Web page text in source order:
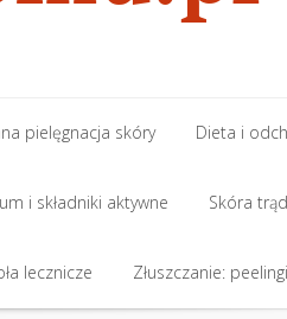
pielęgnacja skóry
pielęgnacja skóry
Dieta i
Dieta i
i składniki aktywne
i składniki aktywne
Skóra
Skóra
lecznicze Złuszczanie: